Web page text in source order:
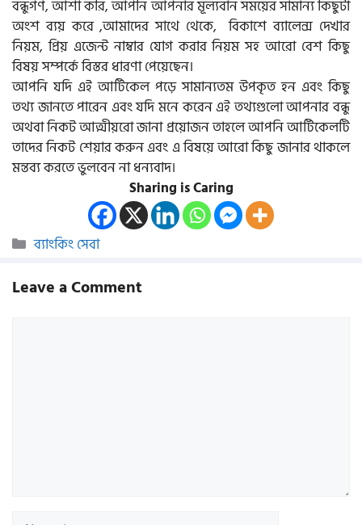
বন্ধুগণ, আশা করি, আপনি আপনার মূল্যবান সময়ের সামান্য কিছুটা
অংশ ব্যয় করে ,আমাদের সাথে থেকে, বিকাশে ব্যালেন্স দেখার
নিয়ম, প্রিয় এজেন্ট নাম্বার যোগ করার নিয়ম সহ আরো বেশ কিছু
বিষয় সম্পর্কে বিস্তর ধারণা পেয়েছেন।
আপনি যদি এই আর্টিকেল পড়ে সামান্যতম উপকৃত হন এবং কিছু
তথ্য জানতে পারেন এবং যদি মনে করেন এই তথ্যগুলো আপনার বন্ধু
অথবা নিকট আত্মীয়রো জানা প্রয়োজন তাহলে আপনি আর্টিকেলটি
তাদের নিকট শেয়ার করুন এবং এ বিষয়ে আরো কিছু জানার থাকলে
মন্তব্য করতে ভুলবেন না ধন্যবাদ।
Sharing is Caring
Categories
ব্যাংকিং সেবা
Leave a Comment
Name